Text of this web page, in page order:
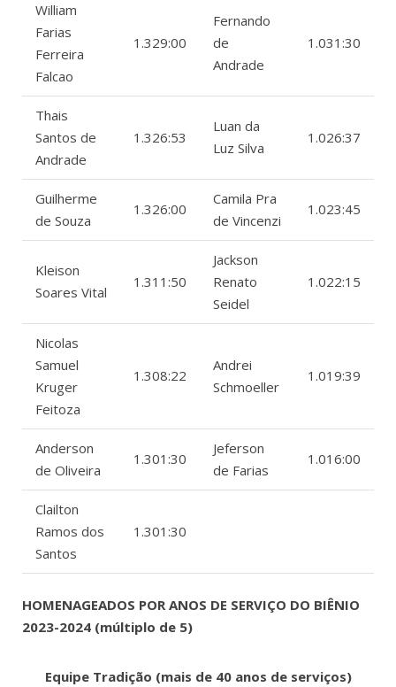
William
Farias
Ferreira
Falcao
1.329:00
Fernando
de
Andrade
1.031:30
Thais
Santos de
Andrade
1.326:53
Luan da
Luz Silva
1.026:37
Guilherme
de Souza
1.326:00
Camila Pra
de Vincenzi
1.023:45
Kleison
Soares Vital
1.311:50
Jackson
Renato
Seidel
1.022:15
Nicolas
Samuel
Kruger
Feitoza
1.308:22
Andrei
Schmoeller
1.019:39
Anderson
de Oliveira
1.301:30
Jeferson
de Farias
1.016:00
Clailton
Ramos dos
Santos
1.301:30
HOMENAGEADOS POR ANOS DE SERVIÇO DO BIÊNIO
2023-2024 (múltiplo de 5)
Equipe Tradição (mais de 40 anos de serviços)